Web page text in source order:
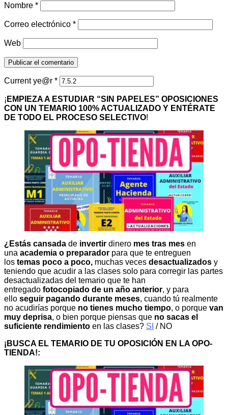
Nombre *
Correo electrónico *
Web
Current ye@r *
¡ EMPIEZA A ESTUDIAR “SIN PAPELES” OPOSICIONES
CON UN TEMARIO 100% ACTUALIZADO Y ENTÉRATE
DE TODO EL PROCESO SELECTIVO!
¿Estás cansada de invertir dinero mes tras mes en
una academia o preparador para que te entreguen
los temas poco a poco, muchas veces desactualizados y
teniendo que acudir a las clases solo para corregir las partes
desactualizadas del temario que te han
entregado fotocopiado de un año anterior, y para
ello seguir pagando durante meses, cuando tú realmente
no acudirías porque no tienes mucho tiempo, o porque van
muy deprisa, o bien porque piensas que no sacas el
suficiente rendimiento en las clases? SI / NO
¡BUSCA EL TEMARIO DE TU OPOSICIÓN EN LA OPO-
TIENDA!: